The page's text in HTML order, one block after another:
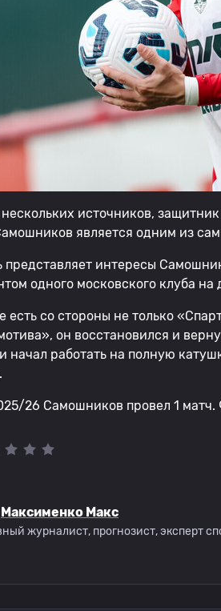
источников,
является одним из
представляет интересы
одного московского клуба
есть со стороны не только
он восстановился и
начал работать на полную
26 Самошников провел 1 матч.
Максименко Макс
журналист, прогнозист, эксперт